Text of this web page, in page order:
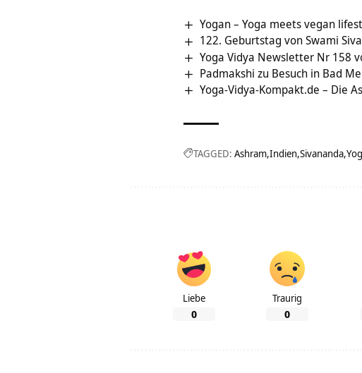
Yogan – Yoga meets vegan
122. Geburtstag von Swami
Yoga Vidya Newsletter Nr 158
Padmakshi zu Besuch in Bad
Yoga-Vidya-Kompakt.de – Die
TAGGED: Ashram Indien Sivananda
Liebe
0
Traurig
0